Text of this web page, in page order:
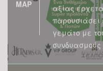
αξίας
γεμάτο με
συνδυασμούς